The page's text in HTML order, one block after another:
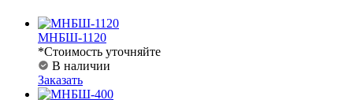
МНБШ-1120
*Стоимость уточняйте
В наличии
Заказать